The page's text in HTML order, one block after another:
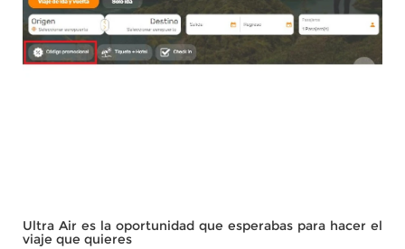
Ultra Air es la oportunidad que esperabas para hacer el
viaje que quieres